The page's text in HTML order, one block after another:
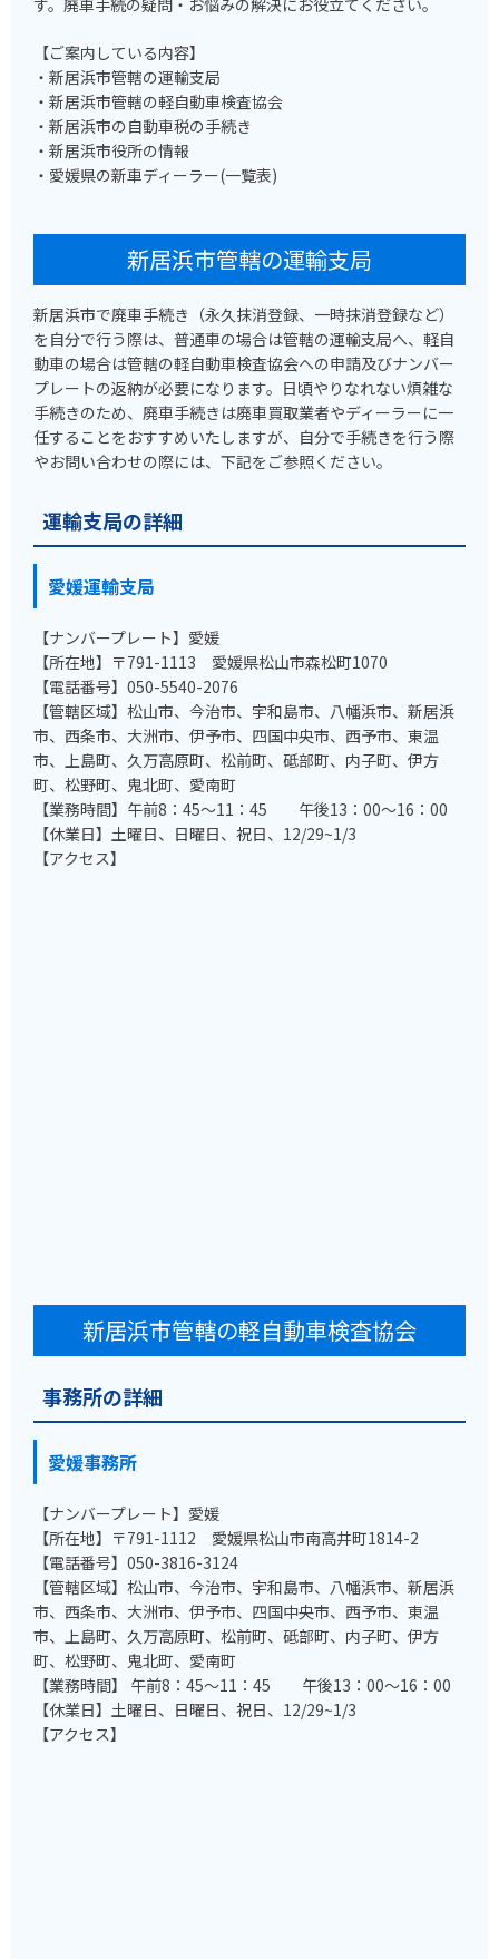
【ご案内している内容】
・新居浜市管轄の運輸支局
・新居浜市管轄の軽自動車検査協会
・新居浜市の自動車税の手続き
・新居浜市役所の情報
・愛媛県の新車ディーラー(一覧表)
新居浜市管轄の運輸支局
新居浜市で廃車手続き（永久抹消登録、一時抹消登録など）
を自分で行う際は、普通車の場合は管轄の運輸支局へ、軽自
動車の場合は管轄の軽自動車検査協会への申請及びナンバー
プレートの返納が必要になります。日頃やりなれない煩雑な
手続きのため、廃車手続きは廃車買取業者やディーラーに一
任することをおすすめいたしますが、自分で手続きを行う際
やお問い合わせの際には、下記をご参照ください。
運輸支局の詳細
愛媛運輸支局
【ナンバープレート】愛媛
【所在地】〒791-1113 愛媛県松山市森松町1070
【電話番号】050-5540-2076
【管轄区域】松山市、今治市、宇和島市、八幡浜市、新居浜
市、西条市、大洲市、伊予市、四国中央市、西予市、東温
市、上島町、久万高原町、松前町、砥部町、内子町、伊方
町、松野町、鬼北町、愛南町
【業務時間】午前8：45～11：45 午後13：00～16：00
【休業日】土曜日、日曜日、祝日、12/29~1/3
【アクセス】
新居浜市管轄の軽自動車検査協会
事務所の詳細
愛媛事務所
【ナンバープレート】愛媛
【所在地】〒791-1112 愛媛県松山市南高井町1814-2
【電話番号】050-3816-3124
【管轄区域】松山市、今治市、宇和島市、八幡浜市、新居浜
市、西条市、大洲市、伊予市、四国中央市、西予市、東温
市、上島町、久万高原町、松前町、砥部町、内子町、伊方
町、松野町、鬼北町、愛南町
【業務時間】 午前8：45～11：45 午後13：00～16：00
【休業日】土曜日、日曜日、祝日、12/29~1/3
【アクセス】